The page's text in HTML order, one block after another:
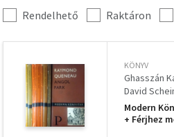
szűrés
További
szűrők
Rendelhető Raktáron
KÖNYV
Ghasszán
David
Modern
+ Férjhez